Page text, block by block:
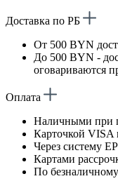
Доставка по РБ
От 500 BYN
До 500 BYN -
оговариваются
Оплата
Наличными при
Карточкой VISA
Через систему
Картами
По